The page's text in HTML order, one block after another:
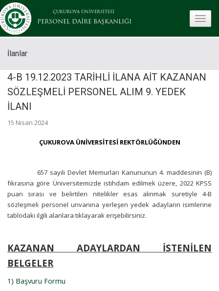
ÇUKUROVA ÜNİVERSİTESİ
PERSONEL DAİRE BAŞKANLIĞI
İlanlar
4-B 19.12.2023 TARİHLİ İLANA AİT KAZANAN
SÖZLEŞMELİ PERSONEL ALIM 9. YEDEK
İLANI
15 Nisan 2024
ÇUKUROVA ÜNİVERSİTESİ REKTÖRLÜĞÜNDEN
657 sayılı Devlet Memurları Kanununun 4. maddesinin (B)
fıkrasına göre Üniversitemizde istihdam edilmek üzere, 2022 KPSS
puan sırası ve belirtilen nitelikler esas alınmak suretiyle 4-B
sözleşmeli personel unvanına yerleşen yedek adayların isimlerine
tablodaki ilgili alanlara tıklayarak erişebilirsiniz.
KAZANAN ADAYLARDAN İSTENİLEN
BELGELER
1) Başvuru Formu